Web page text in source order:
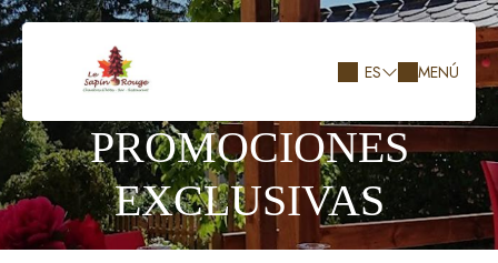
ES MENÚ
PROMOCIONES
EXCLUSIVAS